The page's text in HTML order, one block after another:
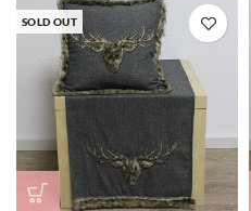
SOLD OUT